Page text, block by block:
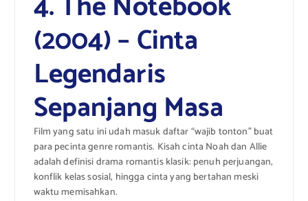
(2004) – Cinta
Legendaris
Sepanjang Masa
Film yang satu ini udah masuk daftar “wajib tonton” buat
para pecinta genre romantis. Kisah cinta Noah dan Allie
adalah definisi drama romantis klasik: penuh perjuangan,
konflik kelas sosial, hingga cinta yang bertahan meski
waktu memisahkan.